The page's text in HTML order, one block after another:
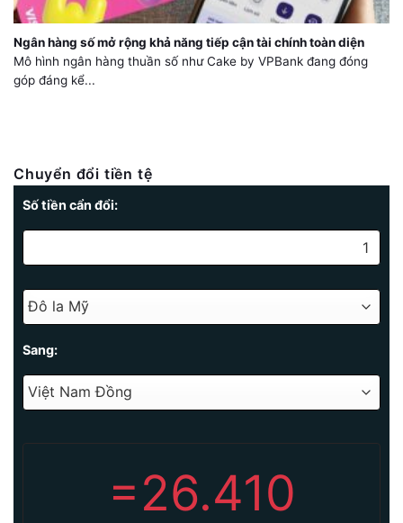
Ngân hàng số mở rộng khả năng tiếp cận tài chính toàn diện
Mô hình ngân hàng thuần số như Cake by VPBank đang đóng
góp đáng kể...
Chuyển đổi tiền tệ
Số tiền cẩn đổi:
Sang:
=26.410